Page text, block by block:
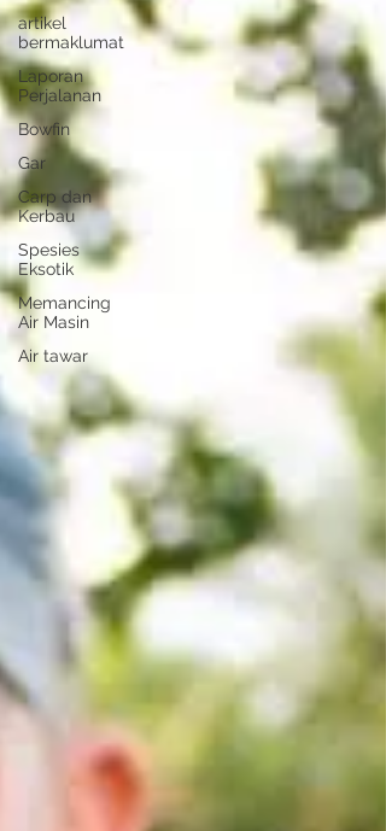
artikel
bermaklumat
Laporan
Perjalanan
Bowfin
Gar
Carp dan
Kerbau
Spesies
Eksotik
Memancing
Air Masin
Air tawar